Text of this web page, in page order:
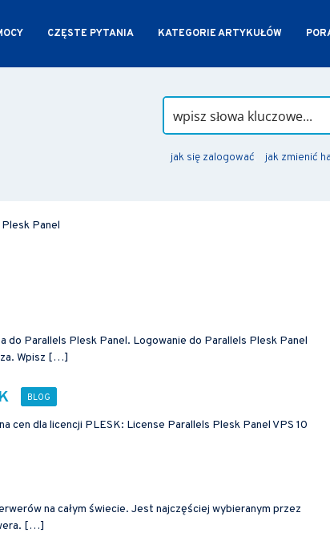
CZĘSTE PYTANIA KATEGORIE ARTYKUŁÓW
jak się zalogować jak zmienić
Panel
Parallels Plesk Panel. Logowanie do Parallels Plesk Panel
Wpisz […]
cen dla licencji PLESK: License Parallels Plesk Panel VPS 10
na całym świecie. Jest najczęściej wybieranym przez
[…]